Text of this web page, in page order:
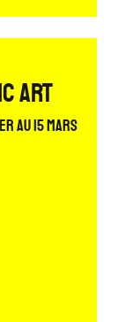
Art
au 15 mars